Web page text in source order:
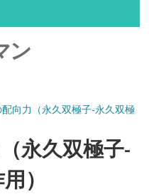
ン
向力（永久双極子-永久双極
永久双極子-
）